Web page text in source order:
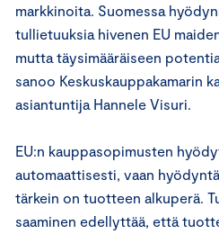
markkinoita. Suomessa
tullietuuksia hivenen EU
mutta täysimääräiseen
sanoo Keskuskauppakamarin
asiantuntija Hannele Visuri.
EU:n kauppasopimusten
automaattisesti, vaan
tärkein on tuotteen alkuperä.
saaminen edellyttää, että